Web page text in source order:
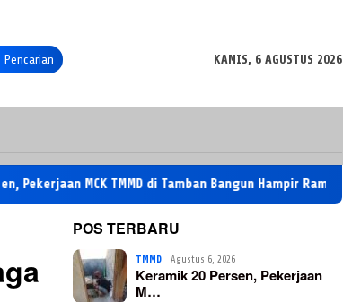
Pencarian
KAMIS, 6 AGUSTUS 2026
MCK TMMD di Tamban Bangun Hampir Rampung
POS TERBARU
TMMD Agustus 6, 2026
Keramik 20 Persen, Pekerjaan
M…